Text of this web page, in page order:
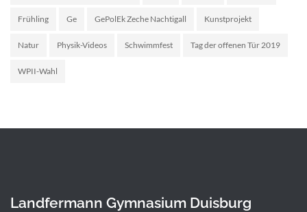
Frühling Ge GePolEk Zeche Nachtigall Kunstprojekt
Natur Physik-Videos Schwimmfest Tag der offenen Tür 2019
WPII-Wahl
Landfermann Gymnasium Duisburg